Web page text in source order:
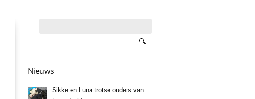
Nieuws
Sikke en Luna trotse ouders van